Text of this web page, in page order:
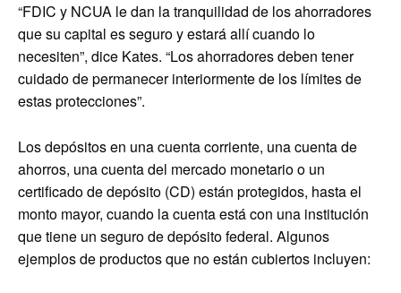
“FDIC y NCUA le dan la tranquilidad de los ahorradores
que su capital es seguro y estará allí cuando lo
necesiten”, dice Kates. “Los ahorradores deben tener
cuidado de permanecer interiormente de los límites de
estas protecciones”.
Los depósitos en una cuenta corriente, una cuenta de
ahorros, una cuenta del mercado monetario o un
certificado de depósito (CD) están protegidos, hasta el
monto mayor, cuando la cuenta está con una institución
que tiene un seguro de depósito federal. Algunos
ejemplos de productos que no están cubiertos incluyen: